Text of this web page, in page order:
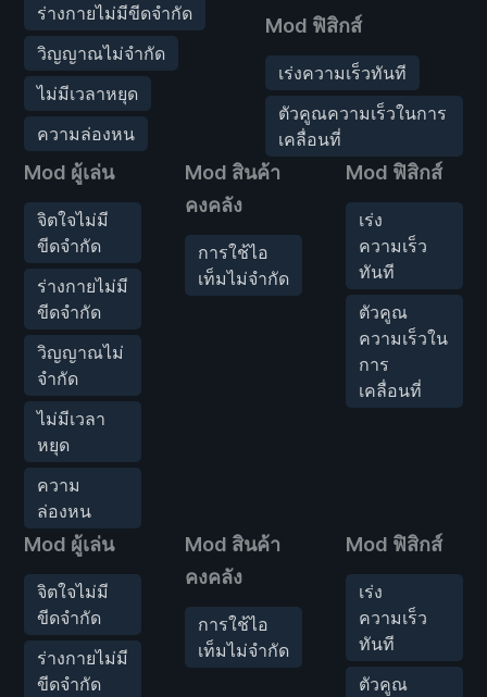
ร่างกายไม่มีขีดจำกัด
วิญญาณไม่จำกัด
ไม่มีเวลาหยุด
ความล่องหน
Mod ฟิสิกส์
เร่งความเร็วทันที
ตัวคูณความเร็วในการ
เคลื่อนที่
Mod ผู้เล่น
จิตใจไม่มี
ขีดจำกัด
ร่างกายไม่มี
ขีดจำกัด
วิญญาณไม่
จำกัด
ไม่มีเวลา
หยุด
ความ
ล่องหน
Mod สินค้า
คงคลัง
การใช้ไอ
เท็มไม่จำกัด
Mod ฟิสิกส์
เร่ง
ความเร็ว
ทันที
ตัวคูณ
ความเร็วใน
การ
เคลื่อนที่
Mod ผู้เล่น
จิตใจไม่มี
ขีดจำกัด
ร่างกายไม่มี
ขีดจำกัด
Mod สินค้า
คงคลัง
การใช้ไอ
เท็มไม่จำกัด
Mod ฟิสิกส์
เร่ง
ความเร็ว
ทันที
ตัวคูณ